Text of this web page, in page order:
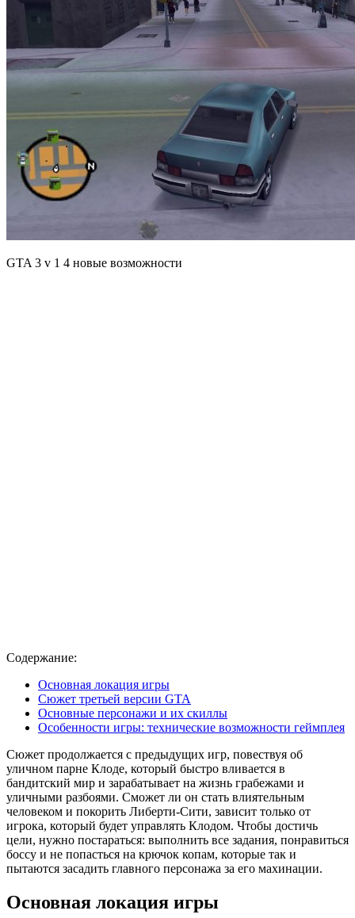
GTA 3 v 1 4 новые возможности
Содержание:
Основная локация игры
Сюжет третьей версии GTA
Основные персонажи и их скиллы
Особенности игры: технические возможности геймплея
Сюжет продолжается с предыдущих игр, повествуя об
уличном парне Клоде, который быстро вливается в
бандитский мир и зарабатывает на жизнь грабежами и
уличными разбоями. Сможет ли он стать влиятельным
человеком и покорить Либерти-Сити, зависит только от
игрока, который будет управлять Клодом. Чтобы достичь
цели, нужно постараться: выполнить все задания, понравиться
боссу и не попасться на крючок копам, которые так и
пытаются засадить главного персонажа за его махинации.
Основная локация игры